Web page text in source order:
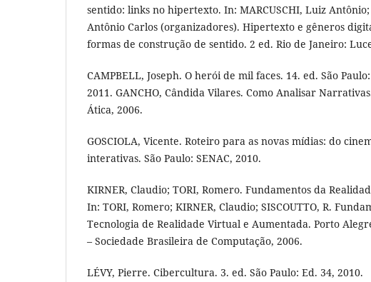
sentido: links no hipertexto. In: MARCUSCHI, Luiz Antônio;
Antônio Carlos (organizadores). Hipertexto e gêneros
formas de construção de sentido. 2 ed. Rio de Janeiro:
CAMPBELL, Joseph. O herói de mil faces. 14. ed. São
2011. GANCHO, Cândida Vilares. Como Analisar
Ática, 2006.
GOSCIOLA, Vicente. Roteiro para as novas mídias: do
interativas. São Paulo: SENAC, 2010.
KIRNER, Claudio; TORI, Romero. Fundamentos da
In: TORI, Romero; KIRNER, Claudio; SISCOUTTO, R.
Tecnologia de Realidade Virtual e Aumentada. Porto
– Sociedade Brasileira de Computação, 2006.
LÉVY, Pierre. Cibercultura. 3. ed. São Paulo: Ed. 34, 2010.